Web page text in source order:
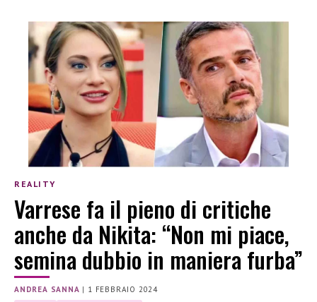
REALITY
Varrese fa il pieno di critiche
anche da Nikita: “Non mi piace,
semina dubbio in maniera furba”
ANDREA SANNA | 1 FEBBRAIO 2024